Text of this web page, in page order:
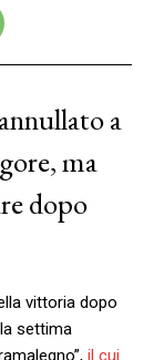
a
ma
dopo
vittoria dopo
settima
il cui